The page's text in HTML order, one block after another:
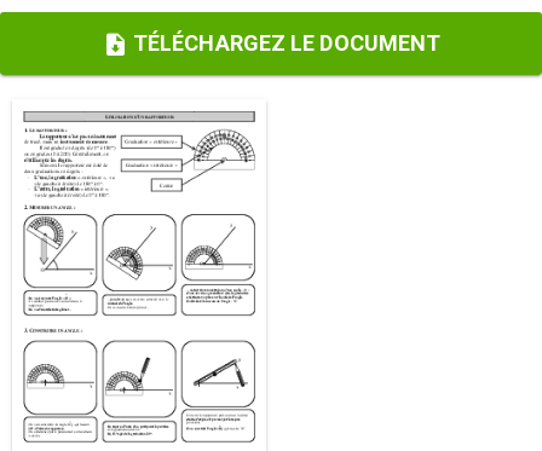
TÉLÉCHARGEZ LE DOCUMENT